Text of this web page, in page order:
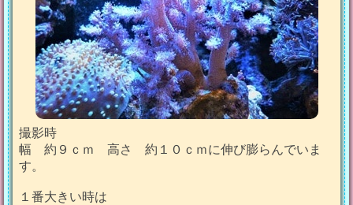
撮影時
幅 約９ｃｍ 高さ 約１０ｃｍに伸び膨らんでいま
す。
１番大きい時は